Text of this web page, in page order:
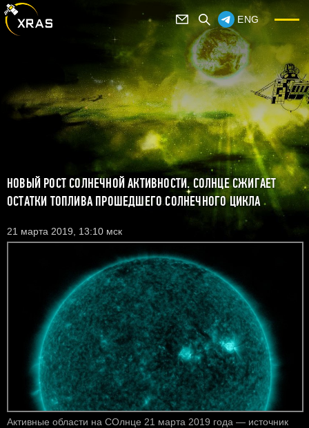
ENG
НОВЫЙ РОСТ СОЛНЕЧНОЙ АКТИВНОСТИ. СОЛНЦЕ СЖИГАЕТ
ОСТАТКИ ТОПЛИВА ПРОШЕДШЕГО СОЛНЕЧНОГО ЦИКЛА
21 марта 2019, 13:10 мск
Активные области на СОлнце 21 марта 2019 года — источник